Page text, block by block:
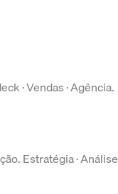
· Vendas · Agência.
Estratégia · Análise